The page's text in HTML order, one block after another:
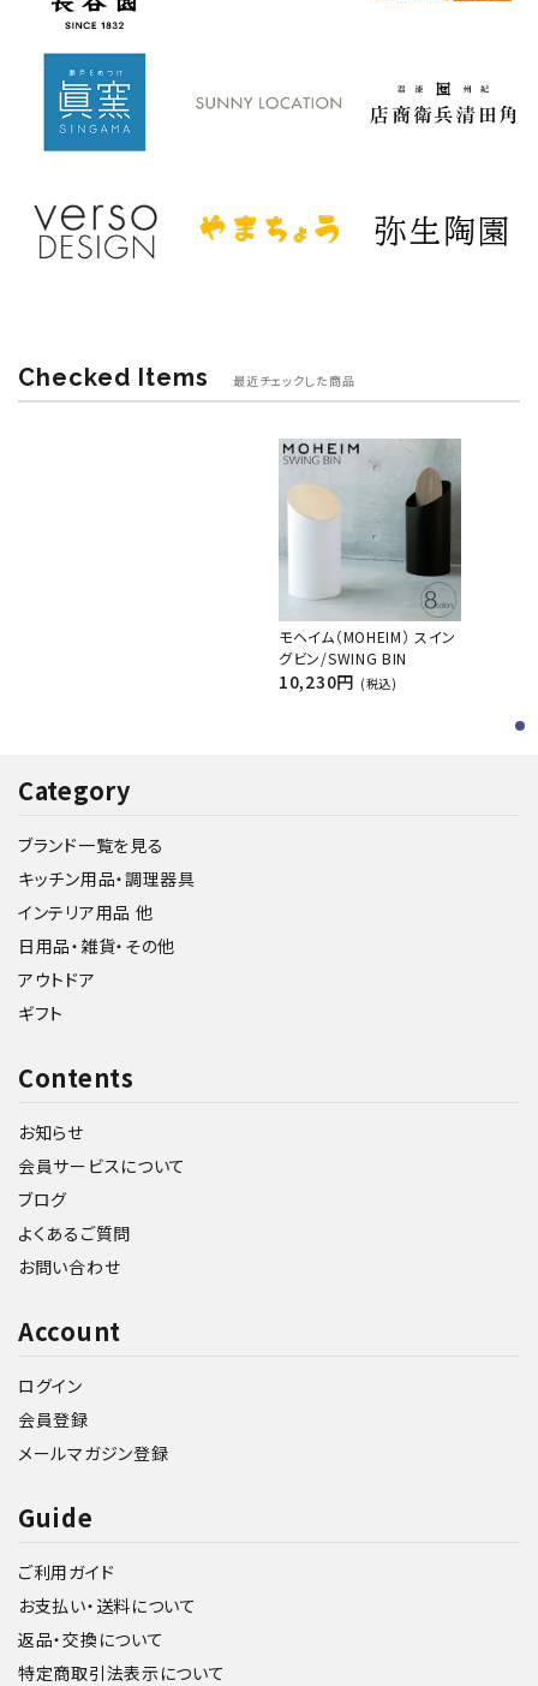
Checked Items 最近チェックした商品
モヘイム（MOHEIM） スイン
グビン/SWING BIN
10,230円 (税込)
Category
ブランド一覧を見る
キッチン用品・調理器具
インテリア用品 他
日用品・雑貨・その他
アウトドア
ギフト
Contents
お知らせ
会員サービスについて
ブログ
よくあるご質問
お問い合わせ
Account
ログイン
会員登録
メールマガジン登録
Guide
ご利用ガイド
お支払い・送料について
返品・交換について
特定商取引法表示について